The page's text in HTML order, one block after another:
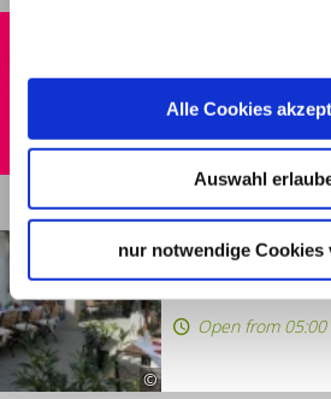
Alle Cookies
Auswahl
nur notwendige Cookies
des VfB
Details
©
Stuttgart Show
Alte Kelter
Open from